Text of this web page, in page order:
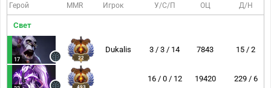
Герой MMR Игрок У/С/П ОЦ Д/Н
Свет
17 22
Dukalis 3 / 3 / 14 7843 15 / 2
16 / 0 / 12 19420 229 / 6